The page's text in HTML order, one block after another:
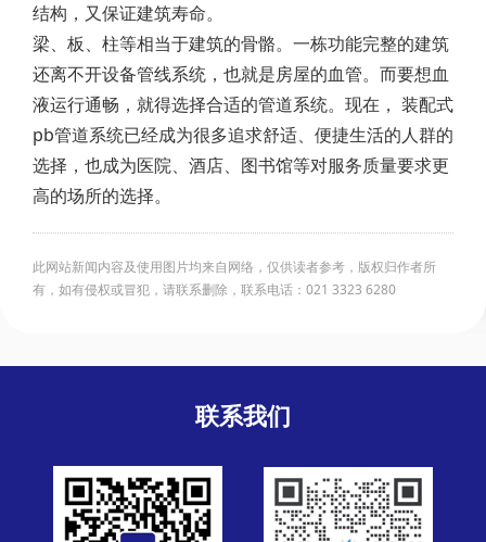
结构，又保证建筑寿命。
梁、板、柱等相当于建筑的骨骼。一栋功能完整的建筑
还离不开设备管线系统，也就是房屋的血管。而要想血
液运行通畅，就得选择合适的管道系统。现在， 装配式
pb管道系统已经成为很多追求舒适、便捷生活的人群的
选择，也成为医院、酒店、图书馆等对服务质量要求更
高的场所的选择。
此网站新闻内容及使用图片均来自网络，仅供读者参考，版权归作者所
有，如有侵权或冒犯，请联系删除，联系电话：021 3323 6280
联系我们